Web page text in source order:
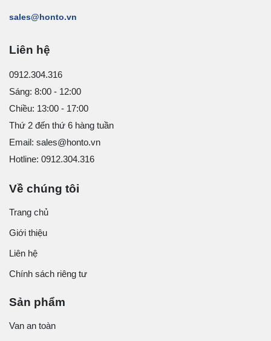
sales@honto.vn
Liên hệ
0912.304.316
Sáng: 8:00 - 12:00
Chiều: 13:00 - 17:00
Thứ 2 đến thứ 6 hàng tuần
Email: sales@honto.vn
Hotline: 0912.304.316
Về chúng tôi
Trang chủ
Giới thiệu
Liên hệ
Chính sách riêng tư
Sản phẩm
Van an toàn